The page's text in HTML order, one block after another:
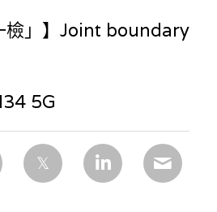
檢」】Joint boundary
5G